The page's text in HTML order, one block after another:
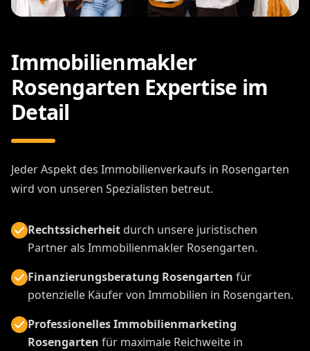
Immobilienmakler
Rosengarten Expertise im
Detail
Jeder Aspekt des Immobilienverkaufs in Rosengarten
wird von unseren Spezialisten betreut.
Rechtssicherheitdurch unsere juristischen
Partner als Immobilienmakler Rosengarten.
Finanzierungsberatung Rosengarten für
potenzielle Käufer von Immobilien in Rosengarten.
Professionelles Immobilienmarketing
Rosengarten für maximale Reichweite in